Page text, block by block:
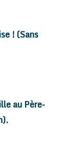
! (Sans
au Père-